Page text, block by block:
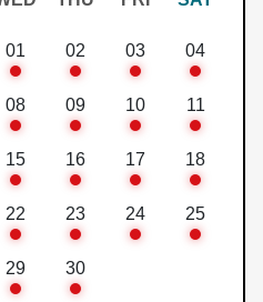
01 02 03 04
08 09 10 11
15 16 17 18
22 23 24 25
29 30